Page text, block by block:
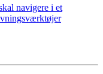
navigere i et